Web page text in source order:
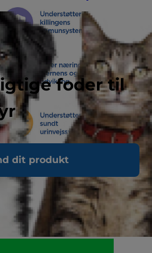
foder til
dit produkt